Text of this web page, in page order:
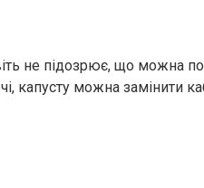
не підозрює, що можна
капусту можна замінити